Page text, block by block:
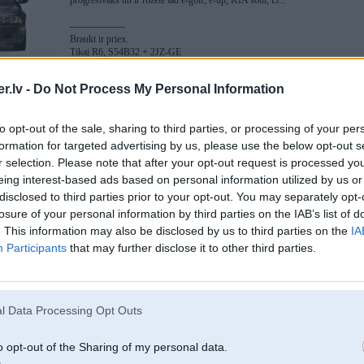
- Do Not Process My Personal Information
opt-out of the sale, sharing to third parties, or processing of your
for targeted advertising by us, please use the below opt-out
selection. Please note that after your opt-out request is processed
interest-based ads based on personal information utilized by us
to third parties prior to your opt-out. You may separately
of your personal information by third parties on the IAB’s list of
This information may also be disclosed by us to third parties on the
Participants that may further disclose it to other third parties.
Data Processing Opt Outs
opt-out of the Sharing of my personal data.
-----------------
Braukt ir priex.
Tikai R6, S54B32 + 2JZ-GE
14. Sep 2025, 20:33
Man pašam Souls 3 bērnu ģimenē, ne Tesla model 3, jo bērni nevar tās
Labi, ka bija tas valsts atbalsts, bez viņa tas Souls ar 64kWh bateriju
Karoč, iesaku, ja patīk tas dizains uz mīlētāju. Precīzi tie paši dzelži ir arī
Kona. Cik redzi nobraucamos km, tik arī reāli nobrauks - šitie auto nedirš